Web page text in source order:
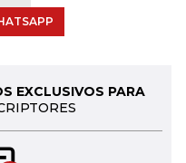
EXCLUSIVOS PARA